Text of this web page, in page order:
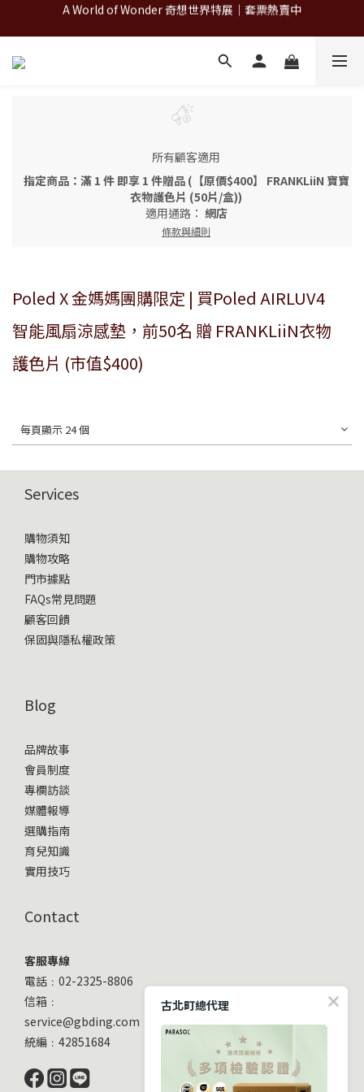
A World of Wonder 奇想世界特展｜套票熱賣中
A World of Wonder 奇想世界特展｜套票熱賣中
古北町總代理官方商城 hegen/PARASOL/färska/Poled/MiaMily
所有顧客適用
指定商品：滿 1 件 即享 1 件贈品 (【原價$400】 FRANKLiiN 寶寶
衣物護色片 (50片/盒))
適用通路： 網店
條款與細則
Poled X 金媽媽團購限定 | 買Poled AIRLUV4
智能風扇涼感墊，前50名 贈 FRANKLiiN衣物
護色片 (市值$400)
每頁顯示 24 個
Services
購物須知
購物攻略
門市據點
FAQs常見問題
顧客回饋
保固與隱私權政策
Blog
品牌故事
會員制度
專欄訪談
媒體報導
選購指南
育兒知識
實用技巧
Contact
客服專線
電話﹕02-2325-8806
信箱﹕
service@gbding.com
統編﹕42851684
古北町總代理